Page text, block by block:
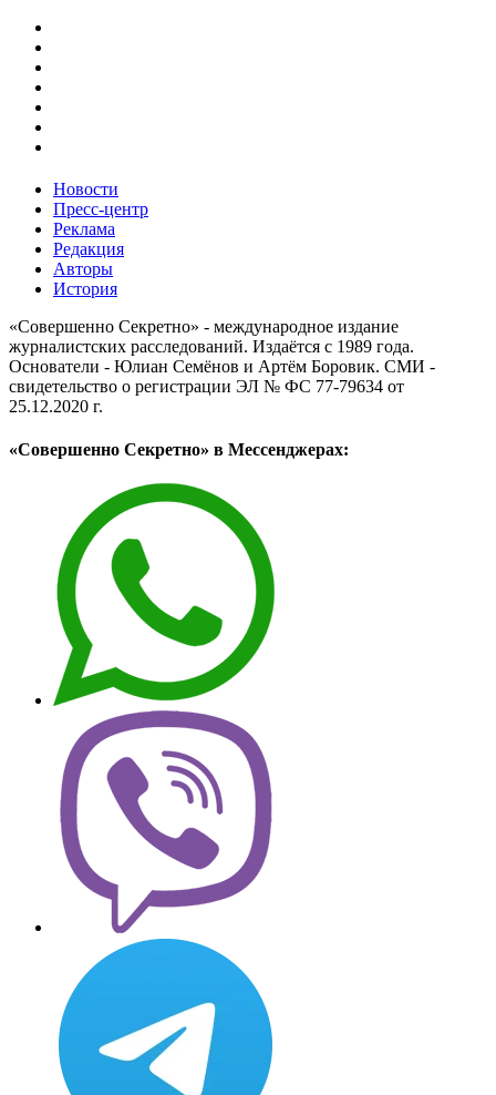
Новости
Пресс-центр
Реклама
Редакция
Авторы
История
«Совершенно Секретно» - международное издание
журналистских расследований. Издаётся с 1989 года.
Основатели - Юлиан Семёнов и Артём Боровик. CМИ -
свидетельство о регистрации ЭЛ № ФС 77-79634 от
25.12.2020 г.
«Совершенно Секретно» в Мессенджерах: